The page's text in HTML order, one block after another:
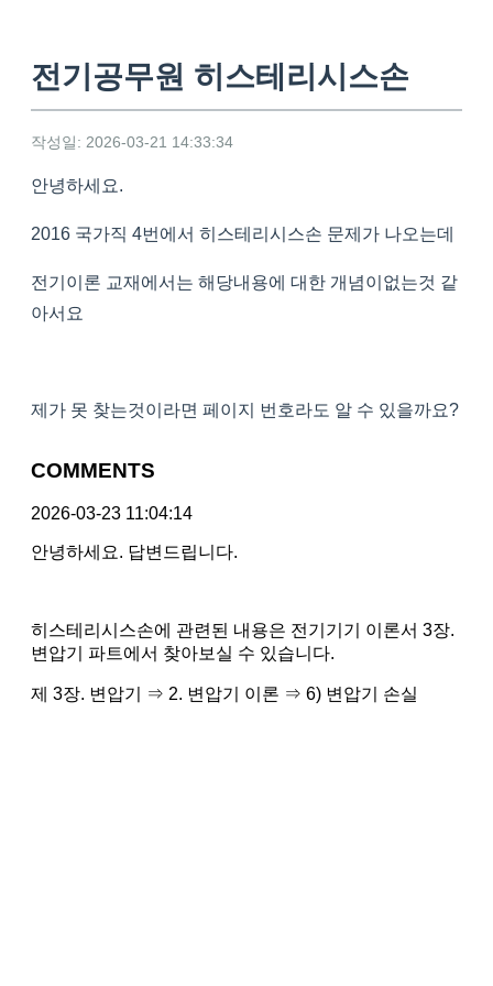
전기공무원 히스테리시스손
작성일: 2026-03-21 14:33:34
안녕하세요.
2016 국가직 4번에서 히스테리시스손 문제가 나오는데
전기이론 교재에서는 해당내용에 대한 개념이없는것 같
아서요
제가 못 찾는것이라면 페이지 번호라도 알 수 있을까요?
COMMENTS
2026-03-23 11:04:14
안녕하세요. 답변드립니다.
히스테리시스손에 관련된 내용은 전기기기 이론서 3장.
변압기 파트에서 찾아보실 수 있습니다.
제 3장. 변압기 ⇒ 2. 변압기 이론 ⇒ 6) 변압기 손실